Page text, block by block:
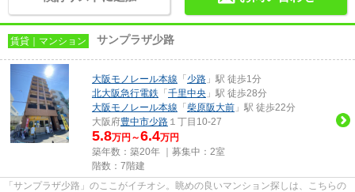
賃貸｜マンション サンプラザ少路
大阪モノレール本線 「 少路 」駅 徒歩1分
北大阪急行電鉄 「 千里中央 」駅 徒歩28分
大阪モノレール本線 「 柴原阪大前 」駅 徒歩22分
大阪府豊中市少路 １丁目10-27
5.8万円～6.4万円
築年数：築20年 ｜募集中： 2室
階数：7階建
「サンプラザ少路」のここがイチオシ。眺めの良いマンション探しは、こちらの